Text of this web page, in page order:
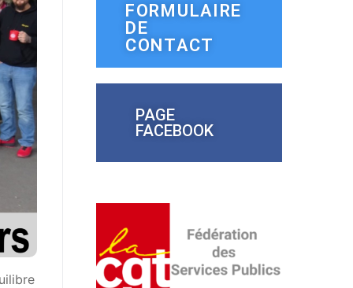
FORMULAIRE
DE
CONTACT
PAGE
FACEBOOK